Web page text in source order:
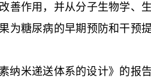
善作用，并从分子生物学、
为糖尿病的早期预防和干预
纳米递送体系的设计》的报